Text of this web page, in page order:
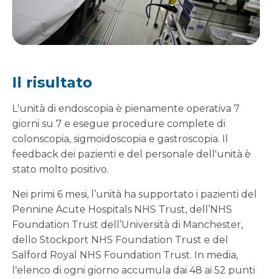
Il risultato
L'unità di endoscopia è pienamente operativa 7
giorni su 7 e esegue procedure complete di
colonscopia, sigmoidoscopia e gastroscopia. Il
feedback dei pazienti e del personale dell'unità è
stato molto positivo.
Nei primi 6 mesi, l’unità ha supportato i pazienti del
Pennine Acute Hospitals NHS Trust, dell’NHS
Foundation Trust dell’Università di Manchester,
dello Stockport NHS Foundation Trust e del
Salford Royal NHS Foundation Trust. In media,
l'elenco di ogni giorno accumula dai 48 ai 52 punti